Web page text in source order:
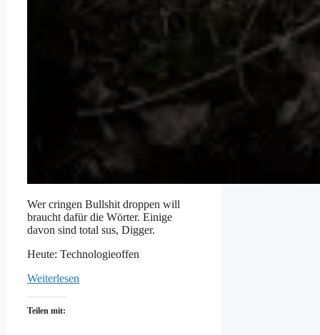
Wer cringen Bullshit droppen will
braucht dafür die Wörter. Einige
davon sind total sus, Digger.
Heute: Technologieoffen
Weiterlesen
Teilen mit: